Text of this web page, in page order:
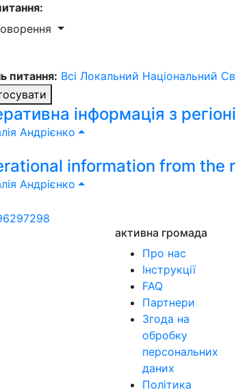
питання: Всі Локальний Національний
інформація з
Андрієнко
information from
Андрієнко
297298
активна громада
Про нас
Інструкції
FAQ
Партнери
Згода на
обробку
персональних
даних
Політика